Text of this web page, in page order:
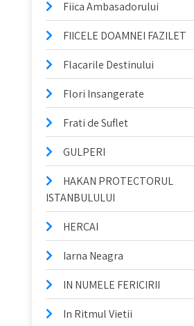
Fiica Ambasadorului
FIICELE DOAMNEI FAZILET
Flacarile Destinului
Flori Insangerate
Frati de Suflet
GULPERI
HAKAN PROTECTORUL
ISTANBULULUI
HERCAI
Iarna Neagra
IN NUMELE FERICIRII
In Ritmul Vietii